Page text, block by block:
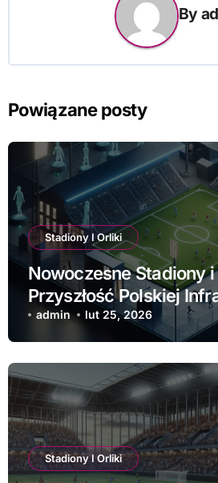
By
Powiązane posty
Stadiony I Orliki
Nowoczesne Stadiony i
Przyszłość Polskiej
Sportowej
admin lut 25, 2026
Stadiony I Orliki